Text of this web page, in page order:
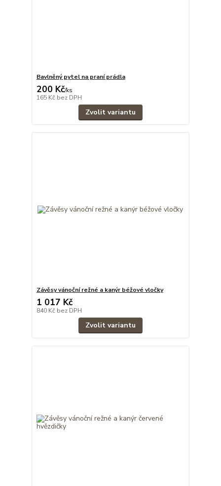
Bavlněný pytel na praní prádla
200 Kč/ks
165 Kč bez DPH
Zvolit variantu
Závěsy vánoční režné a kanýr béžové vločky
1 017 Kč
840 Kč bez DPH
Zvolit variantu